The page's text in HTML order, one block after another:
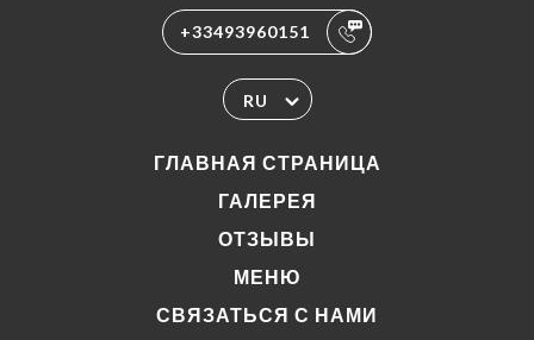
+33493960151
RU
ГЛАВНАЯ СТРАНИЦА
ГАЛЕРЕЯ
ОТЗЫВЫ
МЕНЮ
СВЯЗАТЬСЯ С НАМИ